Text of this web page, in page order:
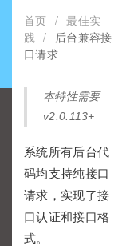
首页 / 最佳实
践 / 后台兼容接
口请求
本特性需要
v2.0.113+
系统所有后台代
码均支持纯接口
请求，实现了接
口认证和接口格
式。